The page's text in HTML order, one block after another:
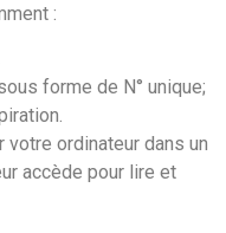
:
forme de N° unique;
ordinateur dans un
accède pour lire et